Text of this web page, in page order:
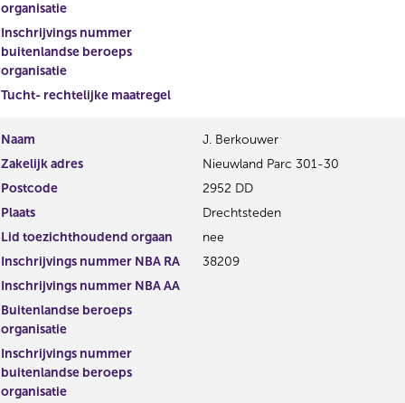
organisatie
Inschrijvings nummer
buitenlandse beroeps
organisatie
Tucht- rechtelijke maatregel
Naam
J. Berkouwer
Zakelijk adres
Nieuwland Parc 301-30
Postcode
2952 DD
Plaats
Drechtsteden
Lid toezichthoudend orgaan
nee
Inschrijvings nummer NBA RA
38209
Inschrijvings nummer NBA AA
Buitenlandse beroeps
organisatie
Inschrijvings nummer
buitenlandse beroeps
organisatie